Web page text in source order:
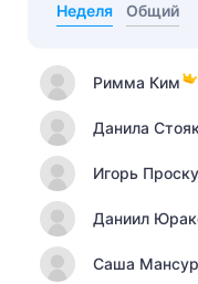
Неделя Общий
Римма Ким
Данила
Игорь
Даниил
Саша